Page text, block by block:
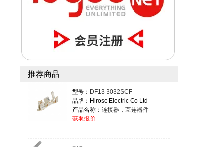
推荐商品
型号： DF13-3032SCF
品牌：Hirose Electric Co Ltd
产品名称： 连接器，互连器件
获取报价